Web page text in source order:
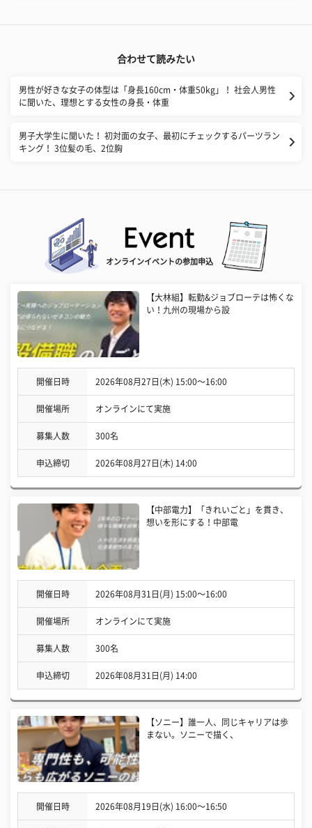
合わせて読みたい
男性が好きな女子の体型は「身長160cm・体重50kg」！ 社会人男性
に聞いた、理想とする女性の身長・体重
男子大学生に聞いた！ 初対面の女子、最初にチェックするパーツラン
キング！ 3位髪の毛、2位胸
オンラインイベントの参加申込
【大林組】転勤&ジョブローテは怖くな
い！九州の現場から設
開催日時 2026年08月27日(木) 15:00〜16:00
開催場所 オンラインにて実施
募集人数 300名
申込締切 2026年08月27日(木) 14:00
【中部電力】「きれいごと」を貫き、
想いを形にする！中部電
開催日時 2026年08月31日(月) 15:00〜16:00
開催場所 オンラインにて実施
募集人数 300名
申込締切 2026年08月31日(月) 14:00
【ソニー】誰一人、同じキャリアは歩
まない。ソニーで描く、
開催日時 2026年08月19日(水) 16:00〜16:50